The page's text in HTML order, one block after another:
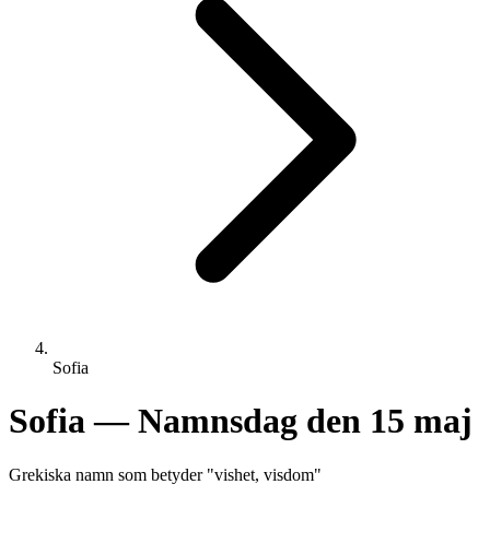
Sofia
Sofia— Namnsdag den 15 maj
Grekiska namn som betyder "vishet, visdom"